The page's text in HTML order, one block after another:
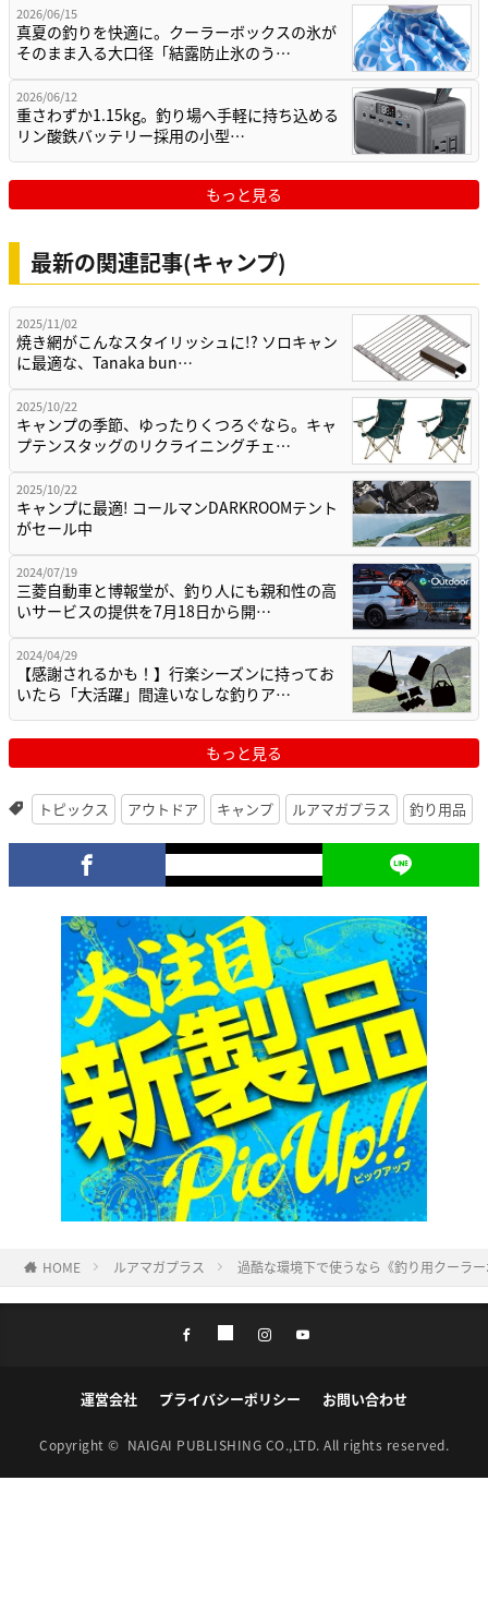
2026/06/15
真夏の釣りを快適に。クーラーボックスの氷が
そのまま入る大口径「結露防止氷のう…
2026/06/12
重さわずか1.15kg。釣り場へ手軽に持ち込める
リン酸鉄バッテリー採用の小型…
もっと見る
最新の関連記事(キャンプ)
2025/11/02
焼き網がこんなスタイリッシュに!? ソロキャン
に最適な、Tanaka bun…
2025/10/22
キャンプの季節、ゆったりくつろぐなら。キャ
プテンスタッグのリクライニングチェ…
2025/10/22
キャンプに最適! コールマンDARKROOMテント
がセール中
2024/07/19
三菱自動車と博報堂が、釣り人にも親和性の高
いサービスの提供を7月18日から開…
2024/04/29
【感謝されるかも！】行楽シーズンに持ってお
いたら「大活躍」間違いなしな釣りア…
もっと見る
トピックス アウトドア キャンプ ルアマガプラス 釣り用品
HOME ルアマガプラス 過酷な環境下で使うなら《釣り用クーラ
運営会社 プライバシーポリシー お問い合わせ
Copyright © NAIGAI PUBLISHING CO.,LTD. All rights reserved.